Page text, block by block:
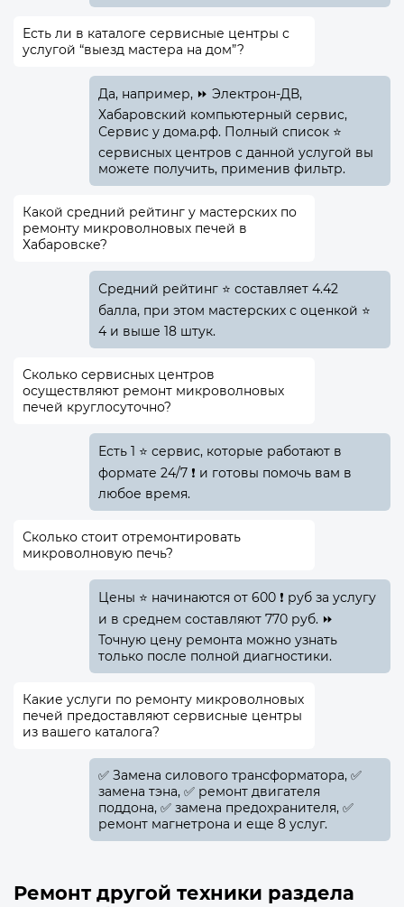
Есть ли в каталоге сервисные центры с
услугой “выезд мастера на дом”?
Да, например, ⏩ Электрон-ДВ,
Хабаровский компьютерный сервис,
Сервис у дома.рф. Полный список ⭐
сервисных центров с данной услугой вы
можете получить, применив фильтр.
Какой средний рейтинг у мастерских по
ремонту микроволновых печей в
Хабаровске?
Средний рейтинг ⭐ составляет 4.42
балла, при этом мастерских с оценкой ⭐
4 и выше 18 штук.
Сколько сервисных центров
осуществляют ремонт микроволновых
печей круглосуточно?
Есть 1 ⭐ сервис, которые работают в
формате 24/7 ❗ и готовы помочь вам в
любое время.
Сколько стоит отремонтировать
микроволновую печь?
Цены ⭐ начинаются от 600 ❗ руб за услугу
и в среднем составляют 770 руб. ⏩
Точную цену ремонта можно узнать
только после полной диагностики.
Какие услуги по ремонту микроволновых
печей предоставляют сервисные центры
из вашего каталога?
✅️ Замена силового трансформатора, ✅️
замена тэна, ✅️ ремонт двигателя
поддона, ✅️ замена предохранителя, ✅️
ремонт магнетрона и еще 8 услуг.
Ремонт другой техники раздела